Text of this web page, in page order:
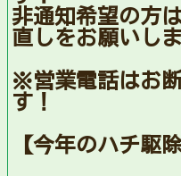
非通知希望の方
直しをお願いしま
※営業電話はお
す！
【今年のハチ駆